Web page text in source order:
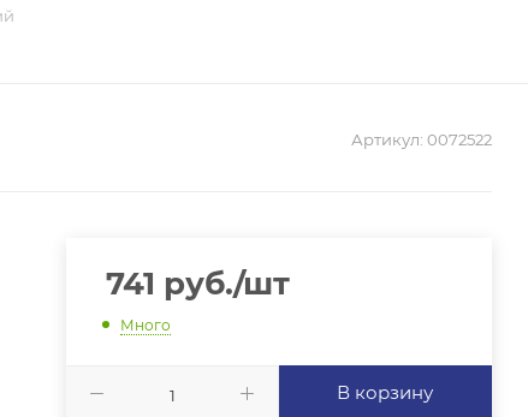
Артикул: 0072522
741 руб./шт
Много
В корзину